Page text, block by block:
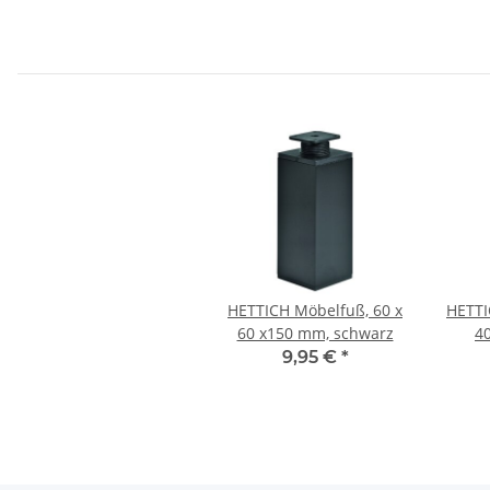
HETTICH Möbelfuß, 60 x
60 x150 mm, schwarz
9,95 € *